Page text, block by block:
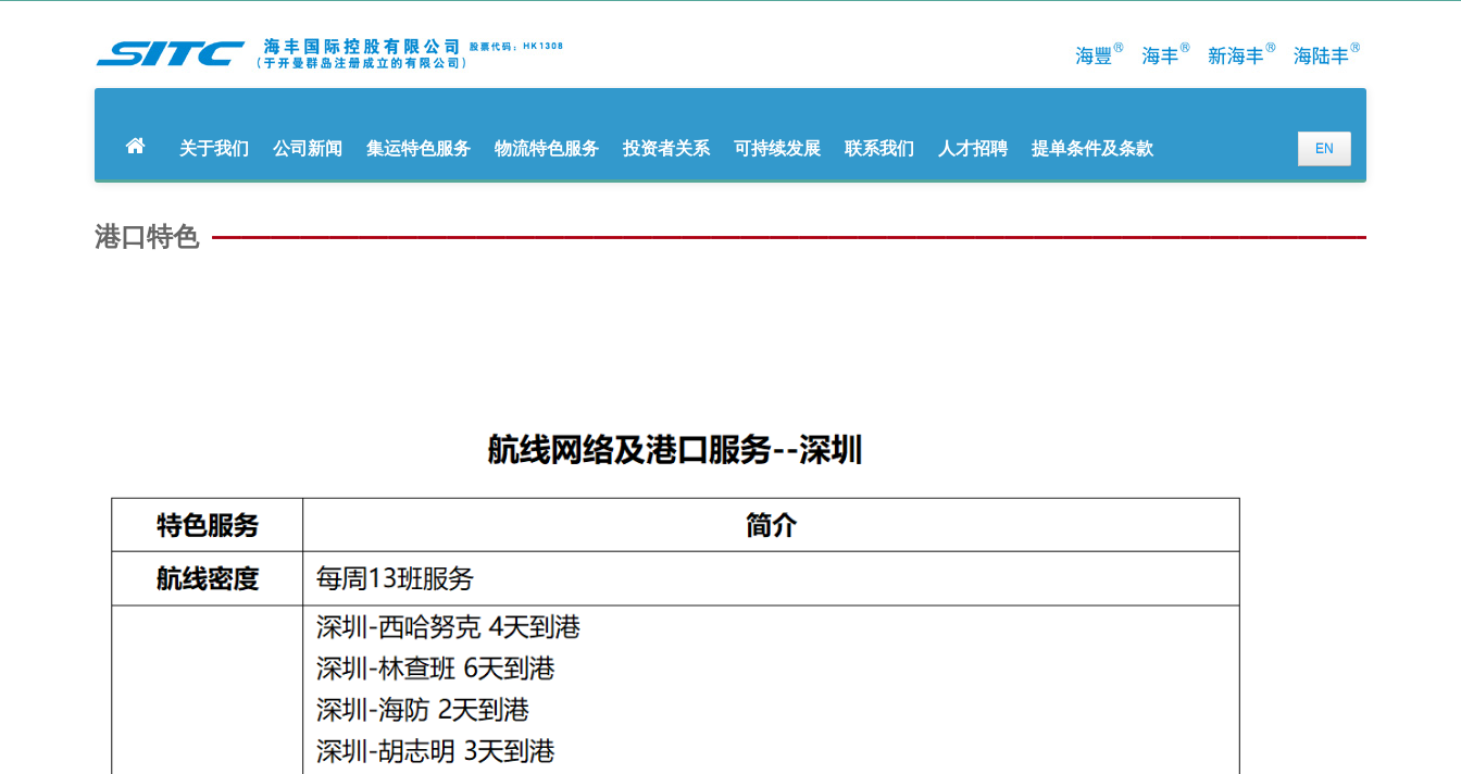
EN
关于我们 公司新闻 集运特色服务 物流特色服务 投资者关系 可持续发展 联系我们 人才招聘 提单条件及条款
港口特色